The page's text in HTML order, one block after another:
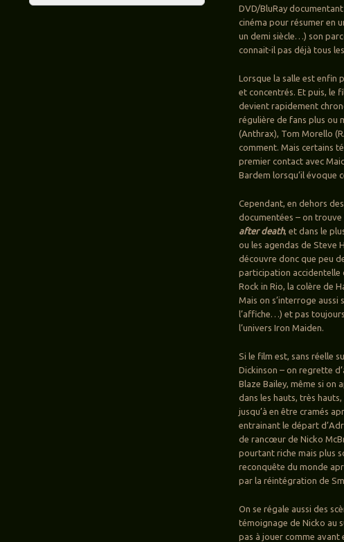
DVD/BluRay
cinéma pour résumer en
un demi siècle…) son
connait-il pas déjà tous
Lorsque la salle est enfin
et concentrés. Et puis, le
devient rapidement
régulière de fans plus ou
(Anthrax), Tom Morello
comment. Mais certains
premier contact avec
Bardem lorsqu’il évoque
Cependant, en dehors
documentées – on trouve
after death, et dans le
ou les agendas de Steve
découvre donc que peu
participation accidentelle
Rock in Rio, la colère de
Mais on s’interroge aussi
l’affiche…) et pas
l’univers Iron Maiden.
Si le film est, sans réelle
Dickinson – on regrette
Blaze Bailey, même si on
dans les hauts, très
jusqu’à en être cramés
entrainant le départ
de rancœur de Nicko
pourtant riche mais plus
reconquête du monde
par la réintégration de
On se régale aussi des
témoignage de Nicko au
pas à jouer comme avant